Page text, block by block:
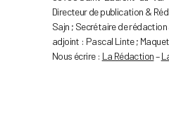
Directeur de publication &
Sajn ; Secrétaire de
adjoint : Pascal Linte ;
Nous écrire : La Rédaction–